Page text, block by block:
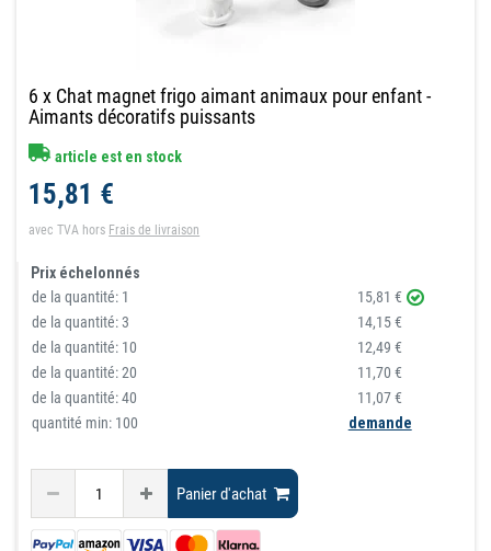
6 x Chat magnet frigo aimant animaux pour enfant -
Aimants décoratifs puissants
article est en stock
15,81 €
avec TVA hors Frais de livraison
Prix échelonnés
de la quantité: 1
15,81 €
de la quantité:3
14,15 €
de la quantité: 10
12,49 €
de la quantité:20
11,70 €
de la quantité:40
11,07 €
quantité min: 100
demande
Panier d'achat